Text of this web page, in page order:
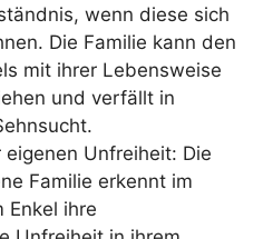
wenn diese sich
Die Familie kann den
mit ihrer Lebensweise
und verfällt in
Unfreiheit: Die
Familie erkennt im
Enkel ihre